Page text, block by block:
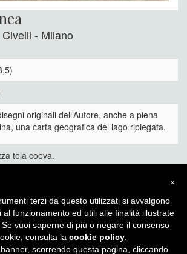
- Milano
originali dell’Autore, anche a piena
una carta geografica del lago ripiegata.
tela coeva.
stato molto buono.
×
terzi da questo utilizzati si avvalgono
al funzionamento ed utili alle finalità illustrate
vuoi saperne di più o negare il consenso
consulta la cookie policy
scorrendo questa pagina, cliccando